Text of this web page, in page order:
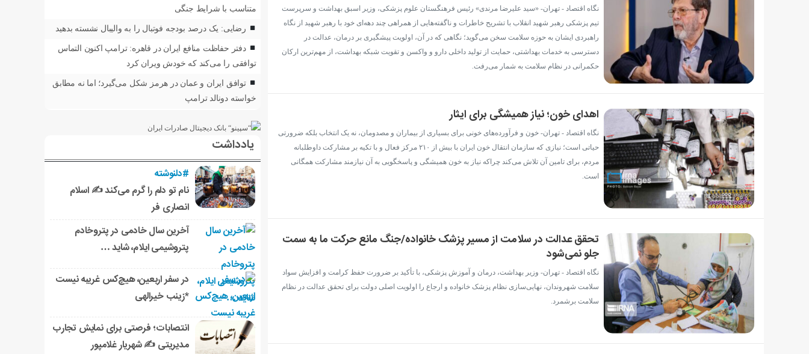
نگاه اقتصاد - تهران- «سید علیرضا مرندی» رئیس فرهنگستان علوم پزشکی، وزیر اسبق بهداشت و سرپرست
تیم پزشکی رهبر شهید انقلاب با تشریح خاطرات و ناگفته‌هایی از همراهی چند دهه‌ای خود با رهبر شهید از نگاه
راهبردی ایشان به حوزه سلامت سخن می‌گوید؛ نگاهی که در آن، اولویت پیشگیری بر درمان، عدالت در
دسترسی به خدمات بهداشتی، حمایت از تولید داخلی دارو و واکسن و تقویت شبکه بهداشت، از مهم‌ترین ارکان
حکمرانی در نظام سلامت به شمار می‌رفت.
اهدای خون؛ نیاز همیشگی برای ایثار
نگاه اقتصاد - تهران- خون و فرآورده‌های خونی برای بسیاری از بیماران و مصدومان، نه یک انتخاب بلکه ضرورتی
حیاتی است؛ نیازی که سازمان انتقال خون ایران با بیش از ۲۱۰ مرکز فعال و با تکیه بر مشارکت داوطلبانه
مردم، برای تامین آن تلاش می‌کند چراکه نیاز به خون همیشگی و پاسخگویی به آن نیازمند مشارکت همگانی
است.
تحقق عدالت در سلامت از مسیر پزشک خانواده/جنگ مانع حرکت ما به سمت
جلو نمی‌شود
نگاه اقتصاد - تهران- وزیر بهداشت، درمان و آموزش پزشکی، با تأکید بر ضرورت حفظ کرامت و افزایش سواد
سلامت شهروندان، نهایی‌سازی نظام پزشک خانواده و ارجاع را اولویت اصلی دولت برای تحقق عدالت در نظام
سلامت برشمرد.
متناسب با شرایط جنگی
رضایی: یک درصد بودجه فوتبال را به والیبال نشسته بدهید
دفتر حفاظت منافع ایران در قاهره: ترامپ اکنون التماس
توافقی را می‌کند که خودش ویران کرد
توافق ایران و عمان در هرمز شکل می‌گیرد؛ اما نه مطابق
خواسته دونالد ترامپ
یادداشت
#دلنوشته
نام تو دلم را گرم می‌کند ✍️ اسلام
انصاری فر
آخرین سال خادمی در پتروخادم
پتروشیمی ایلام، شاید …
در سفر اربعین، هیچ‌کس غریبه نیست
*زینب خیرالهی
انتصابات؛ فرصتی برای نمایش تجارب
مدیریتی ✍ شهریار غلامپور